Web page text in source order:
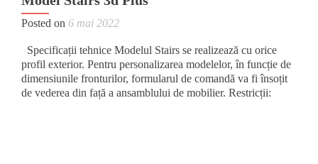
Posted on 6 mai 2022
Specificații tehnice Modelul Stairs se realizează cu orice
profil exterior. Pentru personalizarea modelelor, în funcție de
dimensiunile fronturilor, formularul de comandă va fi însoțit
de vederea din față a ansamblului de mobilier. Restricții: